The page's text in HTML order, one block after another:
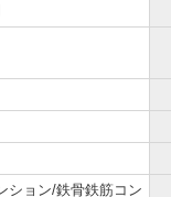
ション/鉄骨鉄筋コン